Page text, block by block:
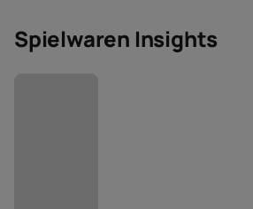
Spielwaren Insights